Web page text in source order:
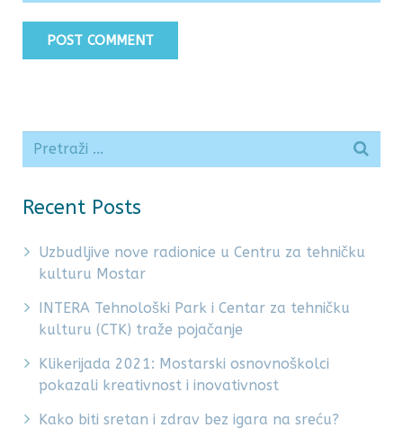
Recent Posts
Uzbudljive nove radionice u Centru za tehničku
kulturu Mostar
INTERA Tehnološki Park i Centar za tehničku
kulturu (CTK) traže pojačanje
Klikerijada 2021: Mostarski osnovnoškolci
pokazali kreativnost i inovativnost
Kako biti sretan i zdrav bez igara na sreću?